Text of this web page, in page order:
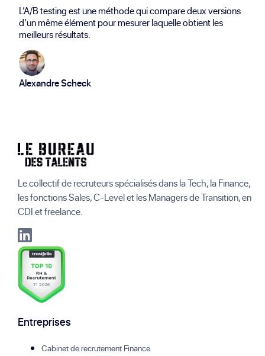
L’A/B testing est une méthode qui compare deux versions
d’un même élément pour mesurer laquelle obtient les
meilleurs résultats.
Alexandre Scheck
Le collectif de recruteurs spécialisés dans la Tech, la Finance,
les fonctions Sales, C-Level et les Managers de Transition, en
CDI et freelance.
Entreprises
Cabinet de recrutement Finance